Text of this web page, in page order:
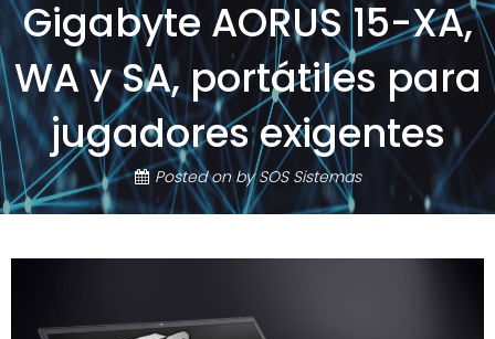
Gigabyte AORUS 15-XA,
WA y SA, portátiles para
jugadores exigentes
Posted onbySOS Sistemas